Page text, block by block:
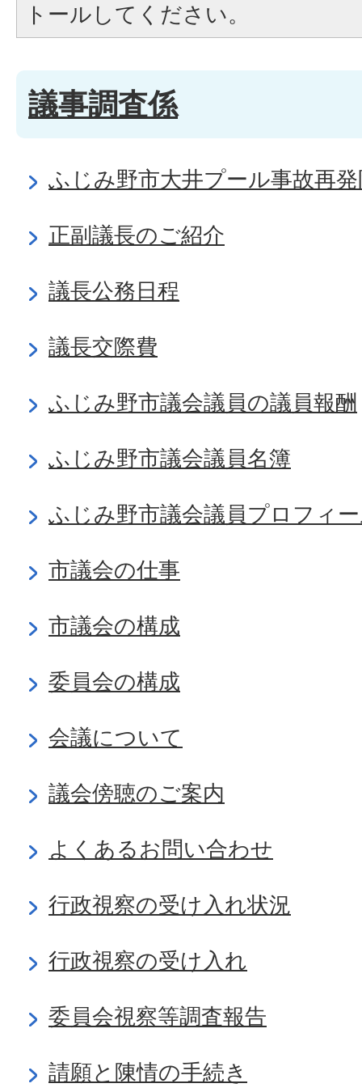
トールしてください。
議事調査係
ふじみ野市大井プール事故再
正副議長のご紹介
議長公務日程
議長交際費
ふじみ野市議会議員の議員報酬
ふじみ野市議会議員名簿
ふじみ野市議会議員プロフィ
市議会の仕事
市議会の構成
委員会の構成
会議について
議会傍聴のご案内
よくあるお問い合わせ
行政視察の受け入れ状況
行政視察の受け入れ
委員会視察等調査報告
請願と陳情の手続き